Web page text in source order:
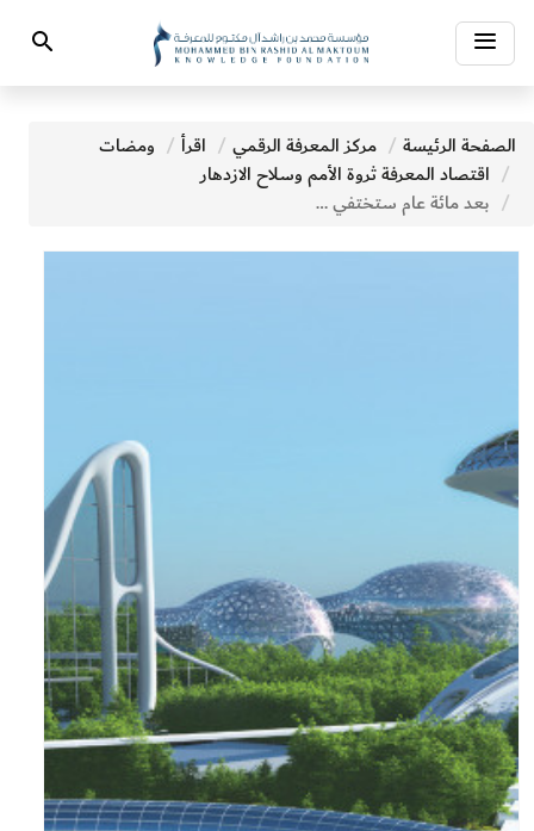
Toggle
navigation
Search
الصفحة الرئيسة مركز المعرفة الرقمي اقرأ
ومضات
اقتصاد المعرفة ثروة الأمم وسلاح الازدهار
بعد مائة عام ستختفي مليار وظيفة من وظائف العصر الحالي